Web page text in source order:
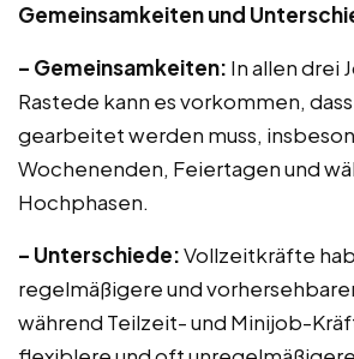
Gemeinsamkeiten und
– Gemeinsamkeiten: In allen drei
Rastede kann es vorkommen,
gearbeitet werden muss,
Wochenenden, Feiertagen und
Hochphasen.
– Unterschiede:Vollzeitkräfte
regelmäßigere und
während Teilzeit- und Minijob-